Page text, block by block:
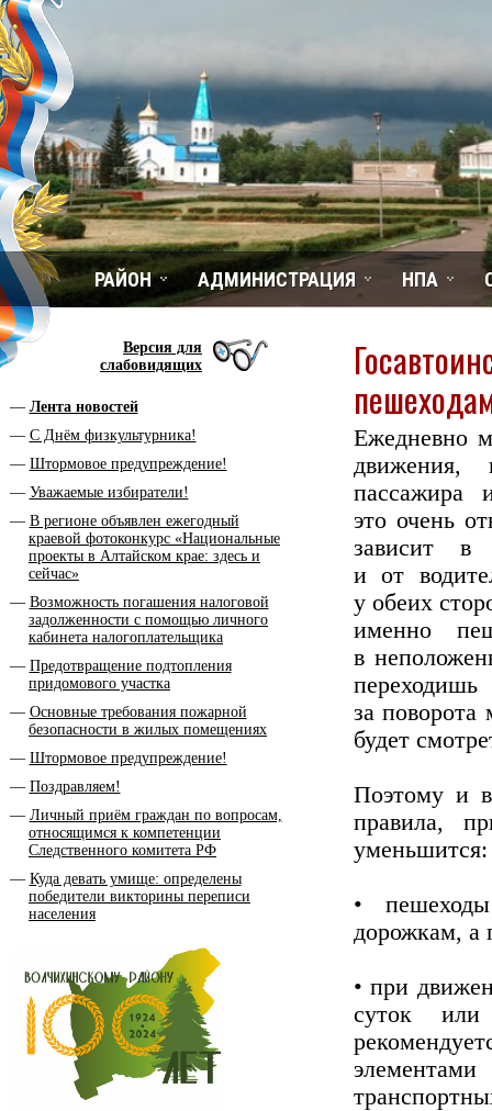
РАЙОН АДМИНИСТРАЦИЯ НПА
Версия для
слабовидящих
Лента новостей
С Днём физкультурника!
Штормовое предупреждение!
Уважаемые избиратели!
В регионе объявлен ежегодный
краевой фотоконкурс «Национальные
проекты в Алтайском крае: здесь и
сейчас»
Возможность погашения налоговой
задолженности с помощью личного
кабинета налогоплательщика
Предотвращение подтопления
придомового участка
Основные требования пожарной
безопасности в жилых помещениях
Штормовое предупреждение!
Поздравляем!
Личный приём граждан по вопросам,
относящимся к компетенции
Следственного комитета РФ
Куда девать умище: определены
победители викторины переписи
населения
Ежедневно
движения,
пассажира
это очень
зависит в
и от
у обеих
именно
в
за
будет
Поэтому и
правила,
уменьшится:
•
дорожкам, а
• при
суток или
элементами